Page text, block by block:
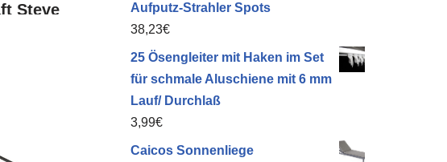
Steve
1
Aufputz-Strahler Spots
38,23€
25 Ösengleiter mit Haken im Set
für schmale Aluschiene mit 6 mm
Lauf/ Durchlaß
3,99€
Caicos Sonnenliege